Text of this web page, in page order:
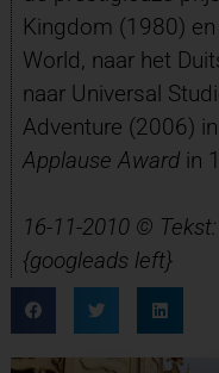
Kingdom (1980)
World, naar het
naar Universal
Adventure (2006)
Applause Awardin
16-11-2010 ©
{googleads left}